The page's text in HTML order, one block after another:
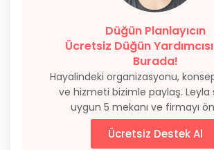
Düğün Planlayıcın
Ücretsiz Düğün
Burada!
Hayalindeki organizasyonu,
ve hizmeti bizimle paylaş. Leyla
uygun 5 mekanı ve firmayı
Ücretsiz Destek Al